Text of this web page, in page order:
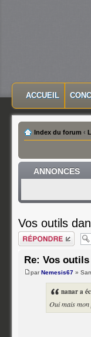
MENU PRINCIPAL
ACCUEIL
Index du forum ‹
ANNONCES
Vos outils
Répondre
Re: Vos
parNemesis67 »
nanar a
Oui mais mon